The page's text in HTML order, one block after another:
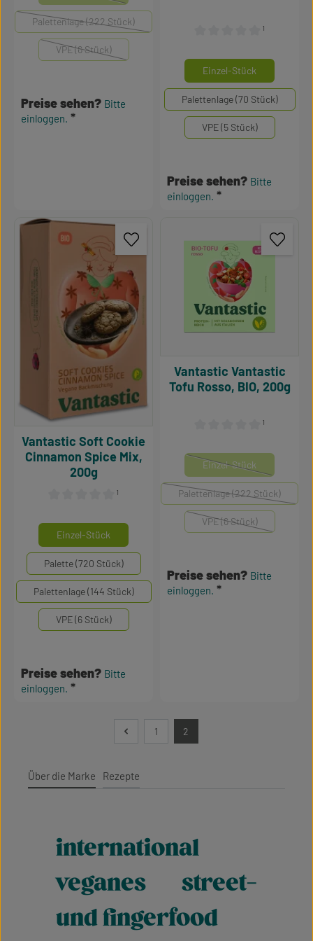
Palettenlage (222 Stück)
(Diese Option ist zurzeit nicht verfügbar.)
VPE (6 Stück)
(Diese Option ist zurzeit nicht verfügbar.)
Preise sehen? Bitte
einloggen.
¹
Mengeneinheiten auswählen
Einzel-Stück
Palettenlage (70 Stück)
VPE (5 Stück)
Preise sehen? Bitte
einloggen.
Durchschnittliche Bewertung von 0 von 5 Sternen
¹
Vantastic Soft Cookie
Cinnamon Spice Mix,
200g
Mengeneinheiten auswählen
Einzel-Stück
Palette (720 Stück)
Palettenlage (144 Stück)
VPE (6 Stück)
Preise sehen? Bitte
einloggen.
¹
Vantastic Vantastic
Tofu Rosso, BIO, 200g
Mengeneinheiten auswählen
Einzel-Stück
(Diese Option ist
Palettenlage (222 Stück)
(Diese Option ist
VPE (6 Stück)
(Diese Option ist
Preise sehen? Bitte
einloggen.
Seite
1
Seite
2
Über die Marke Rezepte
international
veganes street-
und fingerfood